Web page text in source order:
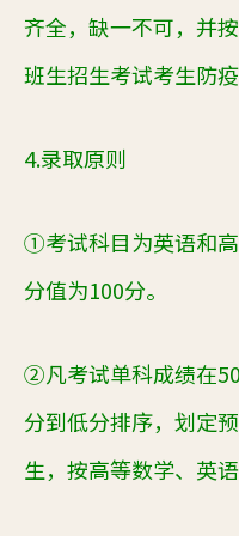
齐全，缺一不可，并
班生招生考试考生防
4.录取原则
①考试科目为英语和
分值为100分。
②凡考试单科成绩在50
分到低分排序，划定
生，按高等数学、英